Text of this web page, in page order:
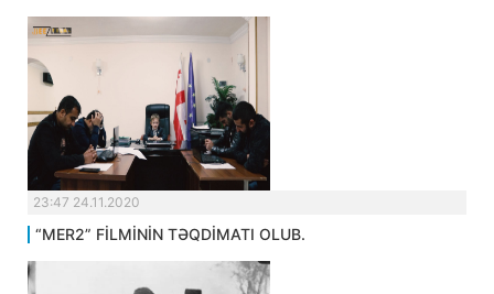
23:47 24.11.2020
“MER2” FİLMİNİN TƏQDİMATI OLUB.